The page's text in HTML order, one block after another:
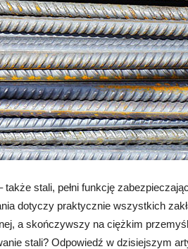
stali, pełni funkcję
dotyczy praktycznie wszystkich
a skończywszy na ciężkim
stali? Odpowiedź w dzisiejszym